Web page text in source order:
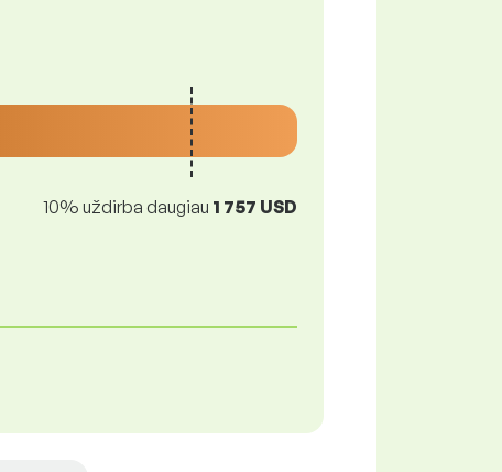
10% uždirba daugiau 1 757 USD